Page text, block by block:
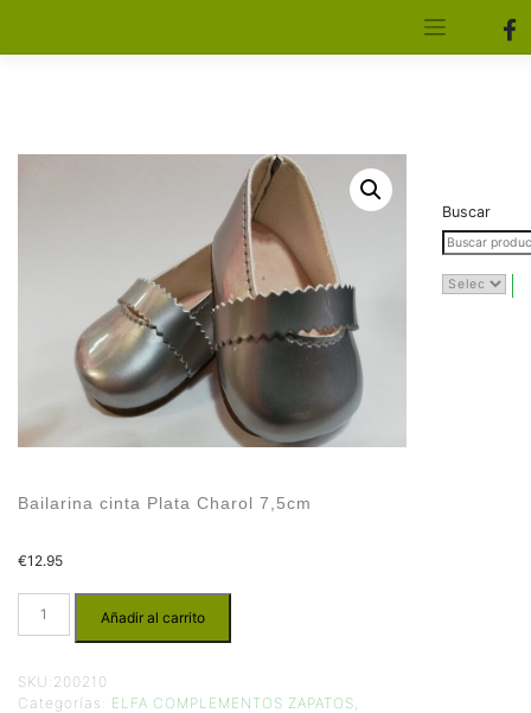
Bailarina cinta Plata Charol 7,5cm
€12.95
Añadir al carrito
SKU: 200210
Categorías: ELFA COMPLEMENTOS ZAPATOS
Buscar